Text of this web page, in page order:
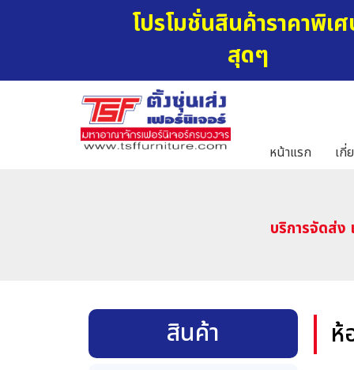
โปรโมชั่นสินค้าราคาพิเ
สุดๆ
หน้าแรก เกี่
บริการจัดส่
สินค้า ห้